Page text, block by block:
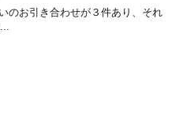
のお引き合わせが３件あり、それ